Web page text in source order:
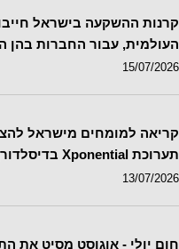
23/09/2026-24/09/2026
תערוכה אזורית-מקצועית בנושא שיווק
גרמניה,דיסלדורף
23/09/2026-26/09/2026
תערוכה בינלאומית-מקצועית בנושא
TECH WORLD
קרנות ההשקעה בישראל
העולמית, עבור החברות בהן
15/07/2026
קריאה למומחים מישראל
תערוכת Xponential בדיסלדורף
13/07/2026
חום יולי - אוגוסט מסיט את